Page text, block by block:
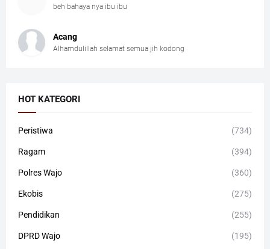
beh bahaya nya ibu ibu
Acang
Alhamdulillah selamat semua jih kodong
HOT KATEGORI
Peristiwa (734)
Ragam (394)
Polres Wajo (360)
Ekobis (275)
Pendidikan (255)
DPRD Wajo (195)